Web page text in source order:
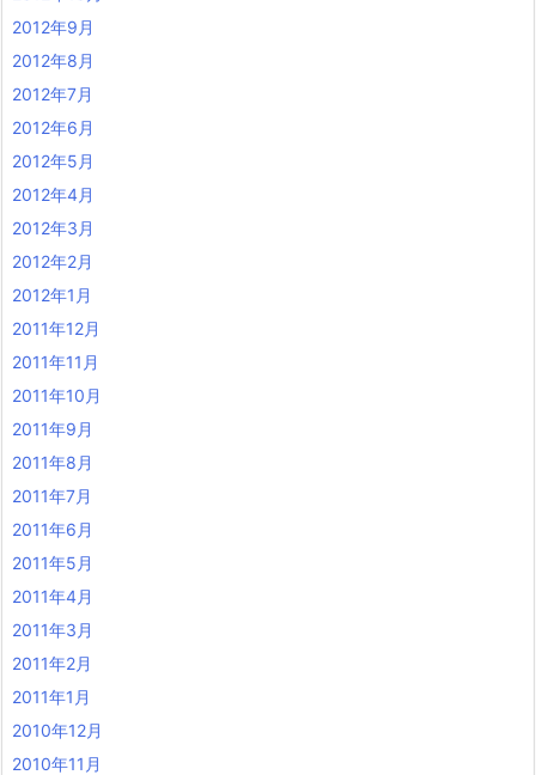
2012年9月
2012年8月
2012年7月
2012年6月
2012年5月
2012年4月
2012年3月
2012年2月
2012年1月
2011年12月
2011年11月
2011年10月
2011年9月
2011年8月
2011年7月
2011年6月
2011年5月
2011年4月
2011年3月
2011年2月
2011年1月
2010年12月
2010年11月